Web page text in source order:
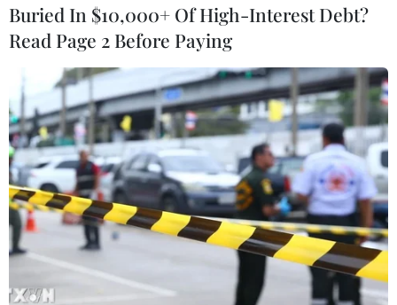
Buried In $10,000+ Of High-Interest Debt?
Read Page 2 Before Paying